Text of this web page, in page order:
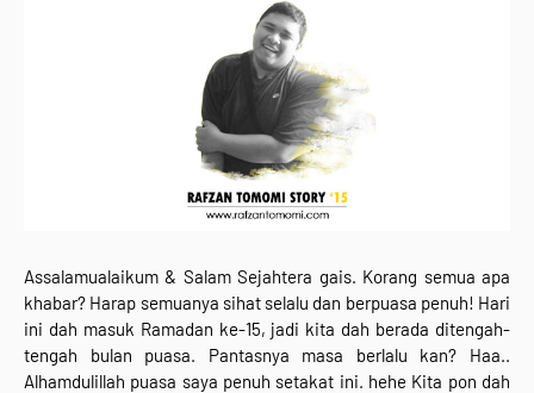
Assalamualaikum & Salam Sejahtera gais. Korang semua apa
khabar? Harap semuanya sihat selalu dan berpuasa penuh! Hari
ini dah masuk Ramadan ke-15, jadi kita dah berada ditengah-
tengah bulan puasa. Pantasnya masa berlalu kan? Haa..
Alhamdulillah puasa saya penuh setakat ini. hehe Kita pon dah